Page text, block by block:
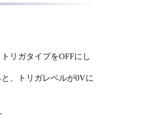
リガタイプをOFFにし
、トリガレベルが0Vに